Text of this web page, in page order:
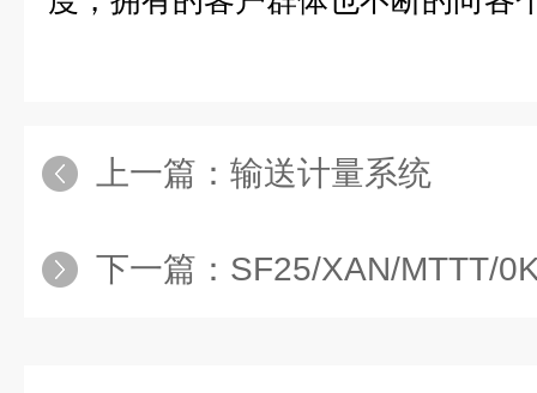
上一篇： 输送计量系统
下一篇： SF25/XAN/MTTT/